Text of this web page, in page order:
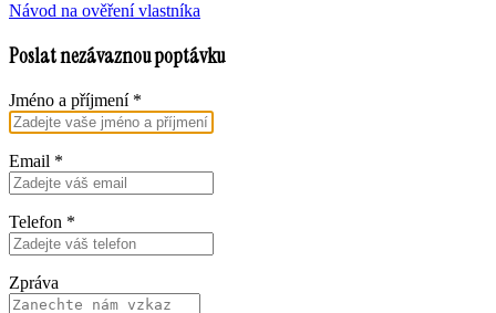
Návod na ověření vlastníka
Poslat nezávaznou poptávku
Jméno a příjmení *
Email *
Telefon *
Zpráva